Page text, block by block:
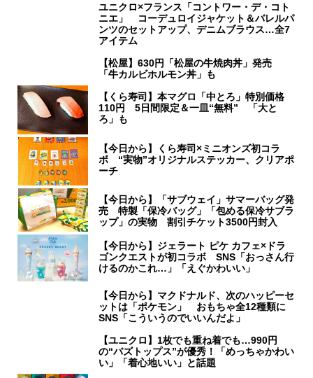
ユニクロ×フランス「コントワー・デ・コト
ニエ」 コーデュロイジャケット＆バレルパ
ンツのセットアップ、デニムブラウス…全7
アイテム
【松屋】630円「松屋の牛焼肉丼」発売
「牛カルビホルモン丼」も
【くら寿司】本マグロ「中とろ」特別価格
110円 5日間限定＆一皿“無料” 「大と
ろ」も
【今日から】くら寿司×ミニオンズ初コラ
ボ “実物”オリジナルステッカー、クリアポ
ーチ
【今日から】「サブウェイ」サマーバッグ発
売 特製「保冷バッグ」「包める保冷サブラ
ップ」の実物 割引チケット3500円封入
【今日から】ジェラート ピケ カフェ×ドラ
ゴンクエストが初コラボ SNS「おっさん行
けるのかこれ…」「えぐかわいい」
【今日から】マクドナルド、次のハッピーセ
ットは「ポケモン」 おもちゃ全12種類に
SNS「こういうのでいいんだよ」
【ユニクロ】1枚でも重ね着でも…990円
の“バズトップス”が優秀！「めっちゃかわい
い」「着心地いい」と話題